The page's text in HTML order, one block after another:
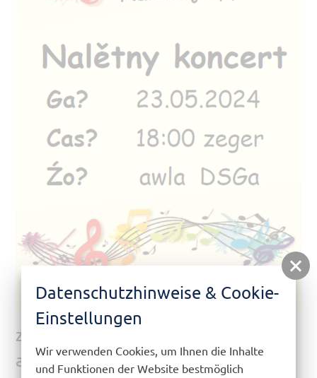
zur Einweihung des Sonnensegels
anlässlich des Frühlingskonzertes
Datenschutzhinweise & Cookie-
Einstellungen
Wir verwenden Cookies, um Ihnen die Inhalte
und Funktionen der Website bestmöglich